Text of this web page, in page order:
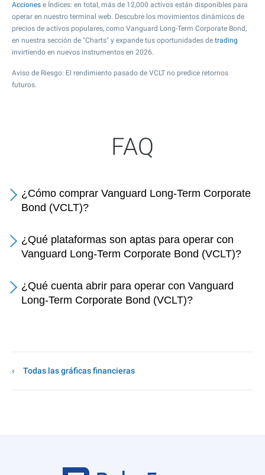
Acciones e Índices: en total, más de 12,000 activos están disponibles para
operar en nuestro terminal web. Descubre los movimientos dinámicos de
precios de activos populares, como Vanguard Long-Term Corporate Bond,
en nuestra sección de "Charts" y expande tus oportunidades de trading
invirtiendo en nuevos instrumentos en 2026.
Aviso de Riesgo: El rendimiento pasado de VCLT no predice retornos
futuros.
FAQ
¿Cómo comprar Vanguard Long-Term Corporate
Bond (VCLT)?
¿Qué plataformas son aptas para operar con
Vanguard Long-Term Corporate Bond (VCLT)?
¿Qué cuenta abrir para operar con Vanguard
Long-Term Corporate Bond (VCLT)?
Todas las gráficas financieras